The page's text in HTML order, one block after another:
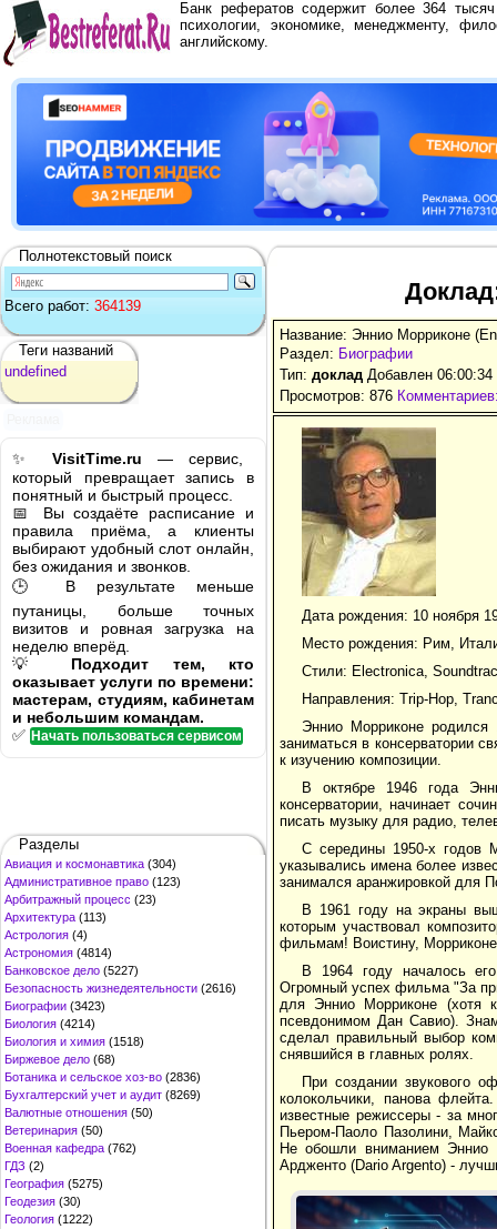
Банк рефератов содержит более 364
психологии, экономике, менеджменту,
английскому.
Полнотекстовый поиск
Всего работ: 364139
Теги названий
undefined
✨ VisitTime.ru — сервис,
который превращает запись в
понятный и быстрый процесс.
📅 Вы создаёте расписание и
правила приёма, а клиенты
выбирают удобный слот онлайн,
без ожидания и звонков.
🕒 В результате меньше
путаницы, больше точных
визитов и ровная загрузка на
неделю вперёд.
💡 Подходит тем, кто
оказывает услуги по времени:
мастерам, студиям, кабинетам
и небольшим командам.
✅ Начать пользоваться сервисом
Разделы
Авиация и космонавтика (304)
Административное право (123)
Арбитражный процесс (23)
Архитектура (113)
Астрология (4)
Астрономия (4814)
Банковское дело (5227)
Безопасность жизнедеятельности (2616)
Биографии (3423)
Биология (4214)
Биология и химия (1518)
Биржевое дело (68)
Ботаника и сельское хоз-во (2836)
Бухгалтерский учет и аудит (8269)
Валютные отношения (50)
Ветеринария (50)
Военная кафедра (762)
ГДЗ (2)
География (5275)
Геодезия (30)
Геология (1222)
Название: Эннио Морриконе
Раздел: Биографии
Тип: доклад Добавлен
Просмотров: 876
Дата рождения: 10 ноября
Место рождения: Рим,
Стили: Electronica,
Направления: Trip-Hop,
Эннио Морриконе
заниматься в консерватории
к изучению композиции.
В октябре 1946 года
консерватории, начинает
писать музыку для радио,
С середины 1950-х годов
указывались имена более
занимался аранжировкой для
В 1961 году на экраны
которым участвовал
фильмам! Воистину,
В 1964 году началось
Огромный успех фильма "За
для Эннио Морриконе (хотя
псевдонимом Дан Савио).
сделал правильный выбор
снявшийся в главных ролях.
При создании звукового
колокольчики, панова
известные режиссеры - за
Пьером-Паоло Пазолини,
Не обошли вниманием
Ардженто (Dario Argento) -